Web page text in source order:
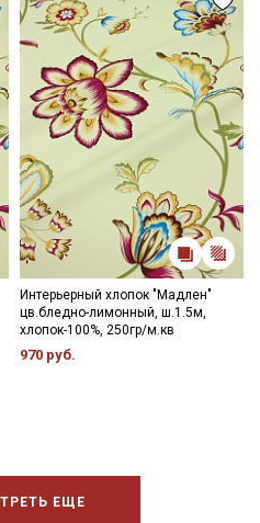
Интерьерный хлопок "Мадлен"
цв.бледно-лимонный, ш.1.5м,
хлопок-100%, 250гр/м.кв
970 руб.
ЕЩЕ